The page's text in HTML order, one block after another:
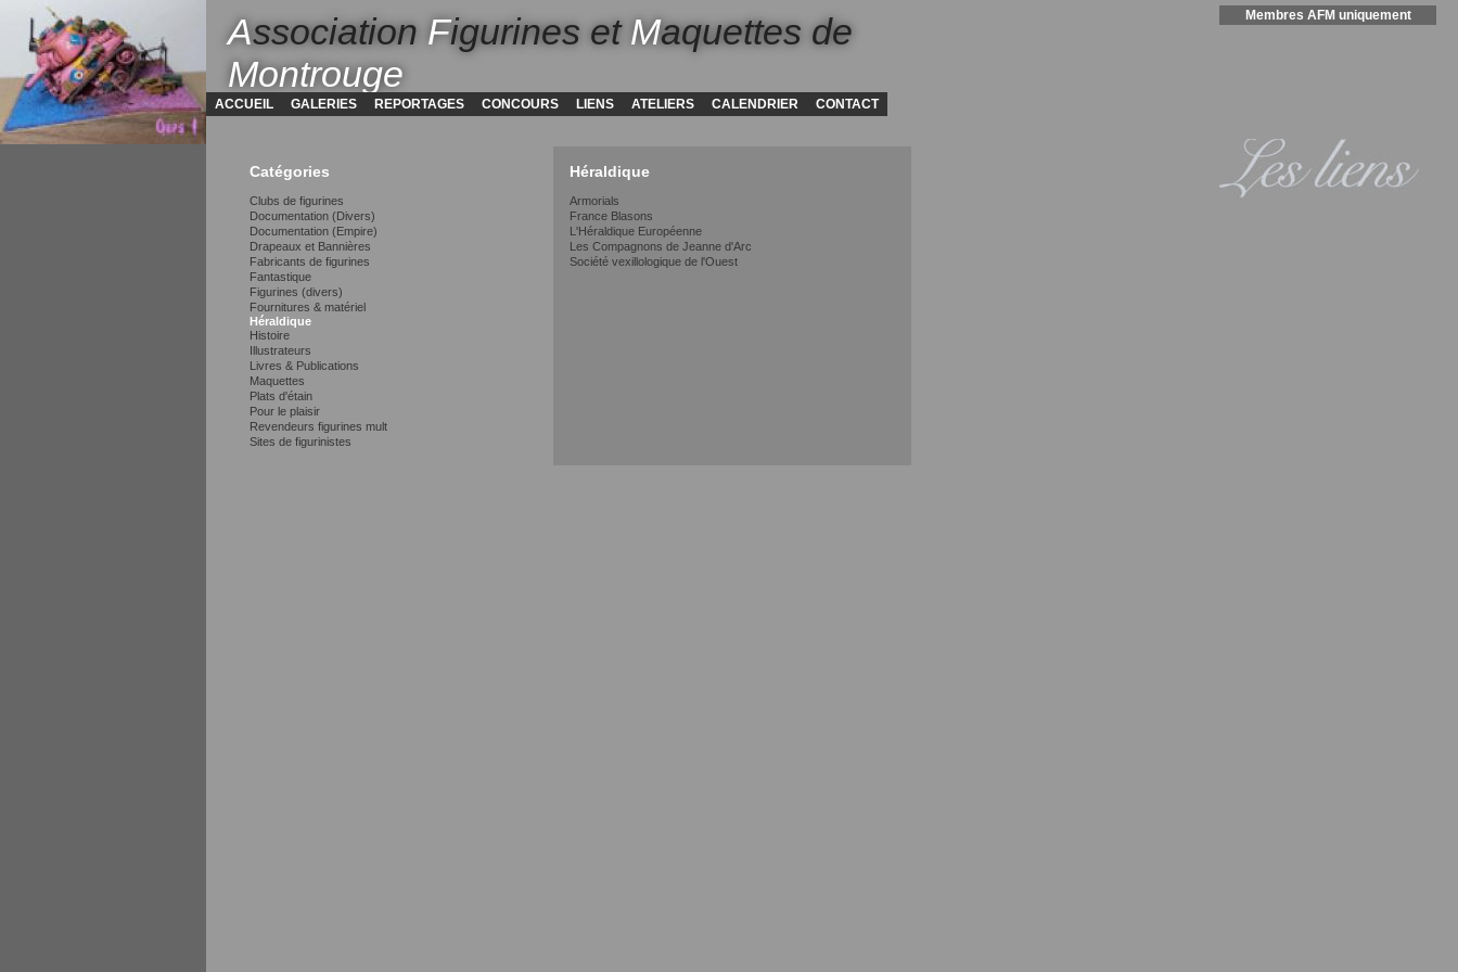
Association Figurines et Maquettes de
Montrouge
Membres AFM uniquement
ACCUEIL GALERIES REPORTAGES CONCOURS LIENS ATELIERS CALENDRIER CONTACT
Catégories
Clubs de figurines
Documentation (Divers)
Documentation (Empire)
Drapeaux et Bannières
Fabricants de figurines
Fantastique
Figurines (divers)
Fournitures & matériel
Héraldique
Histoire
Illustrateurs
Livres & Publications
Maquettes
Plats d'étain
Pour le plaisir
Revendeurs figurines mult
Sites de figurinistes
Héraldique
Armorials
France Blasons
L'Héraldique Européenne
Les Compagnons de Jeanne d'Arc
Société vexillologique de l'Ouest